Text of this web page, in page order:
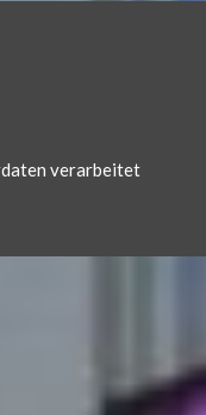
verarbeitet